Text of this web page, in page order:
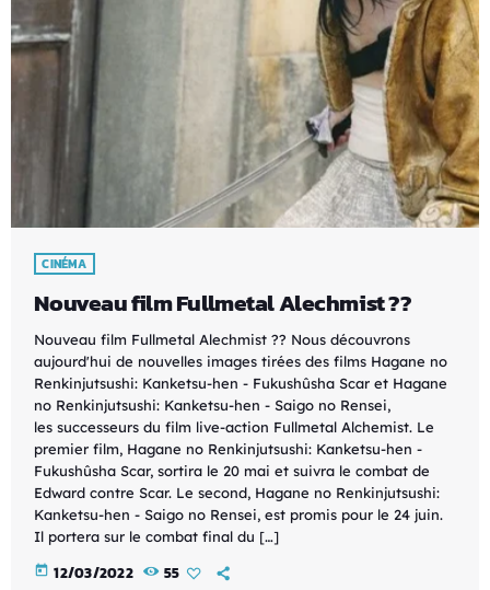
CINÉMA
Nouveau film Fullmetal Alechmist ??
Nouveau film Fullmetal Alechmist ?? Nous découvrons
aujourd'hui de nouvelles images tirées des films Hagane no
Renkinjutsushi: Kanketsu-hen - Fukushûsha Scar et Hagane
no Renkinjutsushi: Kanketsu-hen - Saigo no Rensei,
les successeurs du film live-action Fullmetal Alchemist. Le
premier film, Hagane no Renkinjutsushi: Kanketsu-hen -
Fukushûsha Scar, sortira le 20 mai et suivra le combat de
Edward contre Scar. Le second, Hagane no Renkinjutsushi:
Kanketsu-hen - Saigo no Rensei, est promis pour le 24 juin.
Il portera sur le combat final du […]
today 12/03/2022 55